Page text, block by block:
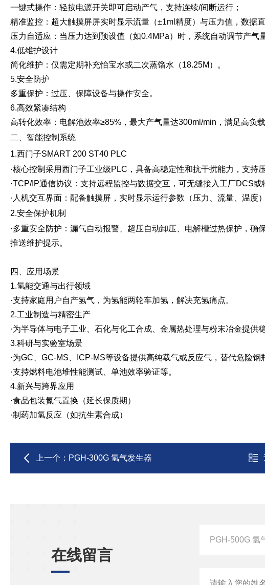
一键式操作：轻按电源开关即可启动产气，支持连续/间断运行；
精准监控：超大触摸屏屏实时显示流量（±1ml精度）与压力值，数据直
压力自适应：当压力达到预设值（如0.4MPa）时，系统自动调节产气
4.低维护设计
简化维护：仅需定期补充怡宝水或二次蒸馏水（18.25M）。
5.安全防护
多重保护：过压、保障设备与操作安全。
6.高效紧凑结构
高转化效率：电解池效率≥85%，最大产气量达300ml/min，满足高负载
二、智能控制系统
1.西门子SMART 200 ST40 PLC
·核心控制采用西门子工业级PLC，具备高稳定性和抗干扰能力，支持
·TCP/IP通信协议：支持远程监控与数据交互，可无缝接入工厂DCS或
·人机交互界面：配备触摸屏，实时显示运行参数（压力、流量、温度
2.安全保护机制
·多重安全防护：漏气自动报警、超压自动卸压、电解槽过热保护，
推送维护提示。
四、应用场景
1.氢能交通与出行领域
·支持家庭用户自产氢气，为氢能两轮车加氢，解决充氢痛点。
2.工业制造与精密生产
·为半导体与电子工业、石化与化工合成、金属热处理与粉末冶金提供
3.科研与实验室场景
·为GC、GC-MS、ICP-MS等设备提供高纯载气或反应气，替代危险钢
·支持燃料电池堆性能测试、单池效率验证等。
4.新兴与跨界应用
·食品包装氮气置换（延长保质期）
·制药加氢反应（如抗生素合成）
上一个： PGH-300G 氢气发生器
在线留言